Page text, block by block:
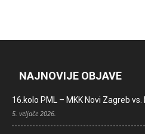
NAJNOVIJE OBJAVE
16.kolo PML – MKK Novi Zagreb
5. veljače 2026.